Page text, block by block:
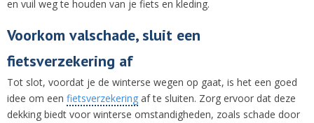
en vuil weg te houden van je fiets en kleding.
Voorkom valschade, sluit een
fietsverzekering af
Tot slot, voordat je de winterse wegen op gaat, is het een goed
idee om een fietsverzekering af te sluiten. Zorg ervoor dat deze
dekking biedt voor winterse omstandigheden, zoals schade door